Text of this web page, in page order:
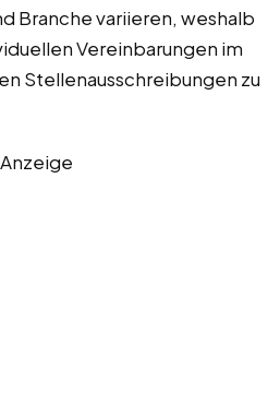
Branche variieren, weshalb
Vereinbarungen im
Stellenausschreibungen zu
Anzeige